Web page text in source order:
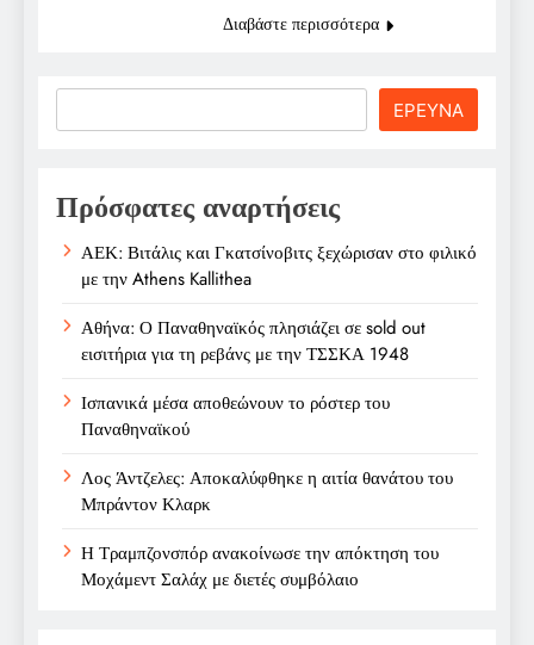
Διαβάστε περισσότερα
ΕΡΕΥΝΑ
Πρόσφατες αναρτήσεις
ΑΕΚ: Βιτάλις και Γκατσίνοβιτς ξεχώρισαν στο φιλικό
με την Athens Kallithea
Αθήνα: Ο Παναθηναϊκός πλησιάζει σε sold out
εισιτήρια για τη ρεβάνς με την ΤΣΣΚΑ 1948
Ισπανικά μέσα αποθεώνουν το ρόστερ του
Παναθηναϊκού
Λος Άντζελες: Αποκαλύφθηκε η αιτία θανάτου του
Μπράντον Κλαρκ
Η Τραμπζονσπόρ ανακοίνωσε την απόκτηση του
Μοχάμεντ Σαλάχ με διετές συμβόλαιο